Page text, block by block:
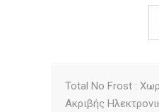
Total No Frost :
Ακριβής